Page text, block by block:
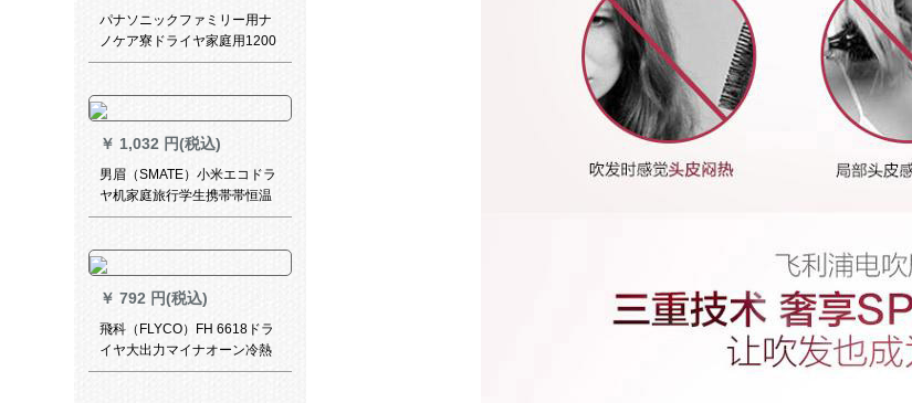
パナソニックファミリー用ナ
ノケア寮ドライヤ家庭用1200
Wの電気風で吹くことで、恒
￥ 1,032 円(税込)
男眉（SMATE）小米エコドラ
ヤ机家庭旅行学生携帯帯恒温
マリオ风筒黒
￥ 792 円(税込)
飛科（FLYCO）FH 6618ドラ
イヤ大出力マイナオーン冷熱
風静音ドラヤホームドライヤ